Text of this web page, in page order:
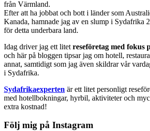
från Värmland.
Efter att ha jobbat och bott i länder som
Kanada, hamnade jag av en slump i Sydafrika
för detta underbara land.
Idag driver jag ett litet reseföretag med fokus
och här på bloggen tipsar jag om hotell,
annat, samtidigt som jag även skildrar vår
i Sydafrika.
Sydafrikaexperten är ett litet personligt
med hotellbokningar, hyrbil, aktiviteter och
extra kostnad!
Följ mig på Instagram